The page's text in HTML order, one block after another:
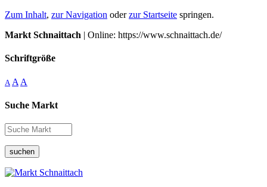
Zum Inhalt, zur Navigation oderzur Startseite springen.
Markt Schnaittach | Online: https://www.schnaittach.de/
Schriftgröße
A A A
Suche Markt
suchen